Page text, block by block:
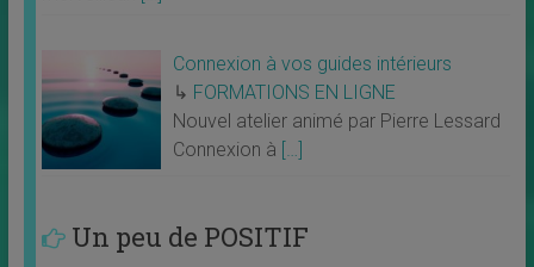
Connexion à vos guides intérieurs
↳ FORMATIONS EN LIGNE
Nouvel atelier animé par Pierre Lessard
Connexion à […]
Un peu de POSITIF